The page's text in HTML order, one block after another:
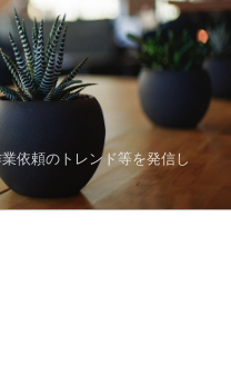
依頼のトレンド等を発信し